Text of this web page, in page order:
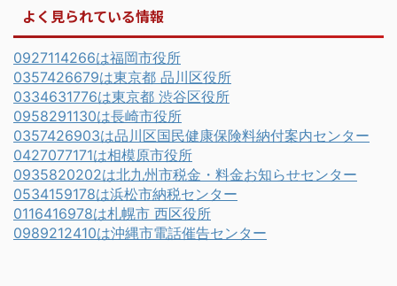
よく見られている情報
0927114266は福岡市役所
0357426679は東京都 品川区役所
0334631776は東京都 渋谷区役所
0958291130は長崎市役所
0357426903は品川区国民健康保険料納付案内センター
0427077171は相模原市役所
0935820202は北九州市税金・料金お知らせセンター
0534159178は浜松市納税センター
0116416978は札幌市 西区役所
0989212410は沖縄市電話催告センター